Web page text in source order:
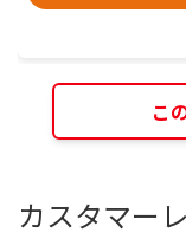
こ
カスタマー